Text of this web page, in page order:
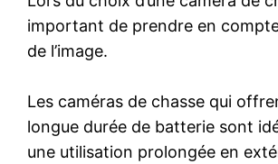
important de prendre en
de l’image.
Les caméras de chasse qui
longue durée de batterie sont
une utilisation prolongée en